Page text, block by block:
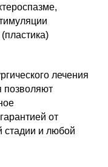
лечения
позволяют
от
стадии и любой